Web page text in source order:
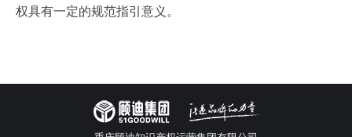
权具有一定的规范指引意义。